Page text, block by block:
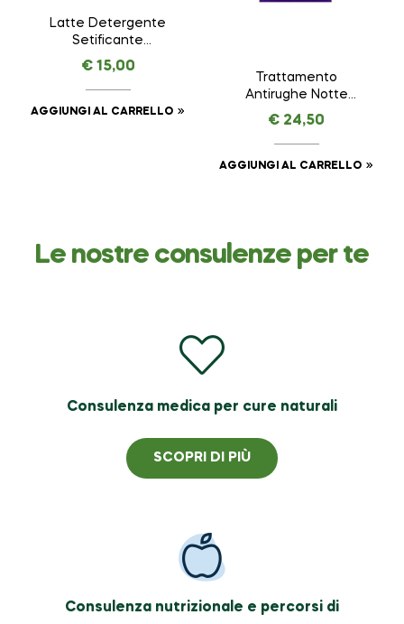
Latte Detergente
Setificante
ESSENTIAL –
AMAVITAL da 150 ml
€15,00
AGGIUNGI AL CARRELLO
Trattamento
Antirughe Notte
VEGETAL LIFTING –
AMAVITAL da 50 ml
€ 24,50
AGGIUNGI AL CARRELLO
Le nostre consulenze per te
Consulenza medica per cure naturali
SCOPRI DI PIÙ
Consulenza nutrizionale e percorsi di